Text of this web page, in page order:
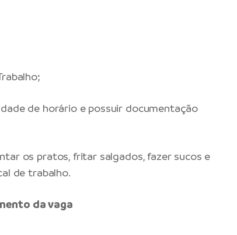
de horário e possuir documentação
os pratos, fritar salgados, fazer sucos e
de trabalho.
da vaga